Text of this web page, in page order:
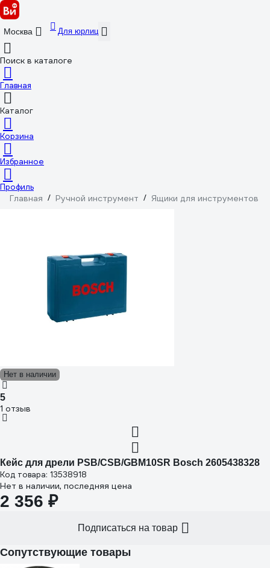
Москва Для юрлиц
Поиск в каталоге
Главная
Каталог
Корзина
Избранное
Профиль
Главная / Ручной инструмент / Ящики для инструментов
Нет в наличии
5
1 отзыв
Кейс для дрели PSB/CSB/GBM10SR Bosch 2605438328
Код товара: 13538918
Нет в наличии, последняя цена
2 356 ₽
Подписаться на товар
Сопутствующие товары